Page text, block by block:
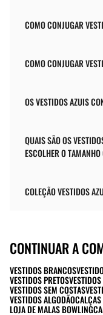
COMO CONJUGAR
COMO CONJUGAR
OS VESTIDOS AZUIS
QUAIS SÃO OS
ESCOLHER O
COLEÇÃO VESTIDOS
CONTINUAR A
VESTIDOS BRANCOS
VESTIDOS PRETOS
VESTIDOS SEM COSTAS
VESTIDOS ALGODÃO
LOJA DE MALAS BOWLING